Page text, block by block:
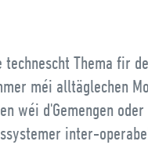
technescht Thema fir
méi alltäglechen
wéi d'Gemengen
inter-